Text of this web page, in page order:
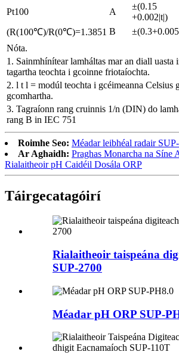
Pt100
A
±(0.15
+0.002|t|)
(R(100℃)/R(0℃)=1.3851 B
Nóta.
1. Sainmhínítear lamháltas mar an diall uasta
tagartha teochta i gcoinne friotaíochta.
2. l t l = modúl teochta i gcéimeanna Celsius
gcomhartha.
3. Tagraíonn rang cruinnis 1/n (DIN) do
rang B in IEC 751
Roimhe Seo: Méadar leibhéal radair
Ar Aghaidh: Praghas Monarcha na Síne
Rialaitheoir pH Caidéil Dosála ORP
Táirgecatagóirí
Rialaitheoir taispeána
SUP-2700
Méadar pH ORP SUP-